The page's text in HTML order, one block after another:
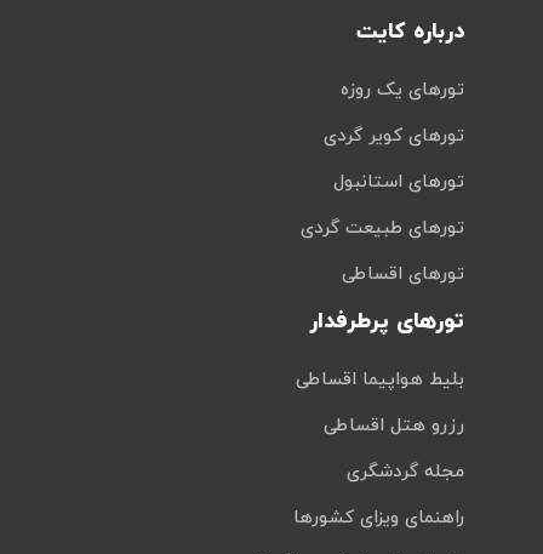
درباره کایت
تورهای یک روزه
تورهای کویر گردی
تورهای استانبول
تورهای طبیعت گردی
تورهای اقساطی
تورهای پرطرفدار
بلیط هواپیما اقساطی
رزرو هتل اقساطی
مجله گردشگری
راهنمای ویزای کشورها